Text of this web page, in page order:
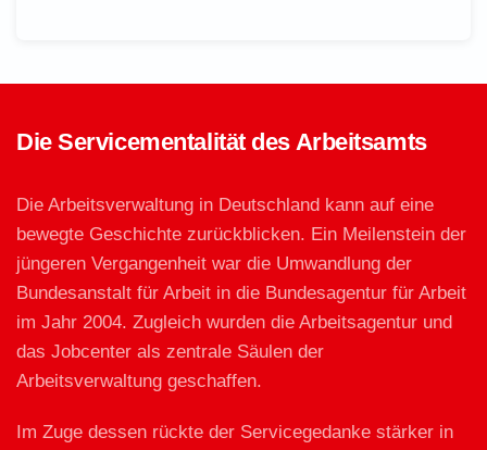
Die Servicementalität des Arbeitsamts
Die Arbeitsverwaltung in Deutschland kann auf eine
bewegte Geschichte zurückblicken. Ein Meilenstein der
jüngeren Vergangenheit war die Umwandlung der
Bundesanstalt für Arbeit in die Bundesagentur für Arbeit
im Jahr 2004. Zugleich wurden die Arbeitsagentur und
das Jobcenter als zentrale Säulen der
Arbeitsverwaltung geschaffen.
Im Zuge dessen rückte der Servicegedanke stärker in